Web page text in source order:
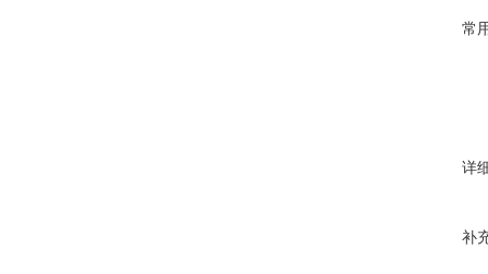
常
详
补